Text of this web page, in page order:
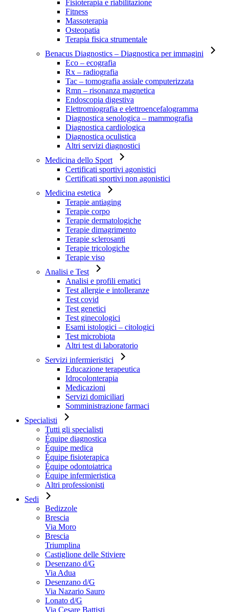
Fisioterapia e riabilitazione
Fitness
Massoterapia
Osteopatia
Terapia fisica strumentale
Benacus Diagnostics – Diagnostica per immagini
Eco – ecografia
Rx – radiografia
Tac – tomografia assiale computerizzata
Rmn – risonanza magnetica
Endoscopia digestiva
Elettromiografia e elettroencefalogramma
Diagnostica senologica – mammografia
Diagnostica cardiologica
Diagnostica oculistica
Altri servizi diagnostici
Medicina dello Sport
Certificati sportivi agonistici
Certificati sportivi non agonistici
Medicina estetica
Terapie antiaging
Terapie corpo
Terapie dermatologiche
Terapie dimagrimento
Terapie sclerosanti
Terapie tricologiche
Terapie viso
Analisi e Test
Analisi e profili ematici
Test allergie e intolleranze
Test covid
Test genetici
Test ginecologici
Esami istologici – citologici
Test microbiota
Altri test di laboratorio
Servizi infermieristici
Educazione terapeutica
Idrocolonterapia
Medicazioni
Servizi domiciliari
Somministrazione farmaci
Specialisti
Tutti gli specialisti
Équipe diagnostica
Équipe medica
Équipe fisioterapica
Équipe odontoiatrica
Équipe infermieristica
Altri professionisti
Sedi
Bedizzole
Brescia
Via Moro
Brescia
Triumplina
Castiglione delle Stiviere
Desenzano d/G
Via Adua
Desenzano d/G
Via Nazario Sauro
Lonato d/G
Via Cesare Battisti